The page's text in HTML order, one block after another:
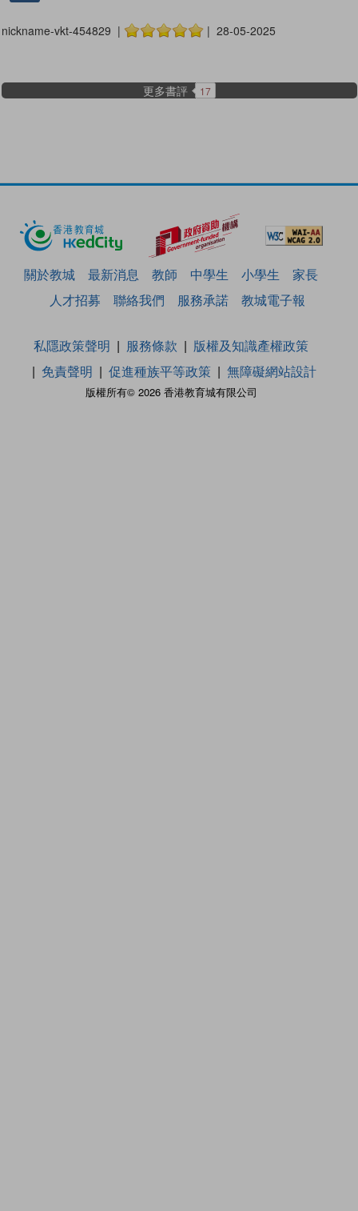
nickname-vkt-454829 | | 28-05-2025
更多書評 17
關於教城 最新消息 教師 中學生 小學生
家長
人才招募
聯絡我們 服務承諾 教城電子報
版權所有© 2026 香港教育城有限公司
私隱政策聲明 服務條款
版權及知識產權政策
免責聲明
促進種族平等政策 無障礙網站設計